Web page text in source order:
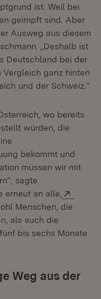
ist: Weil bei
geimpft sind. Aber
Ausweg aus diesem
„Deshalb ist
Deutschland bei der
ganz hinten
und der Schweiz.“
wo bereits
würden, die
bekommt und
müssen wir mit
sagte
erneut an alle,
in neuem Fenster)
Menschen, die
als auch die
bis sechs Monate
Weg aus der